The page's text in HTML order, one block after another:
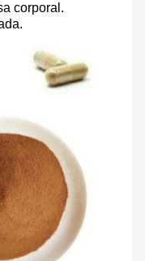
corporal.